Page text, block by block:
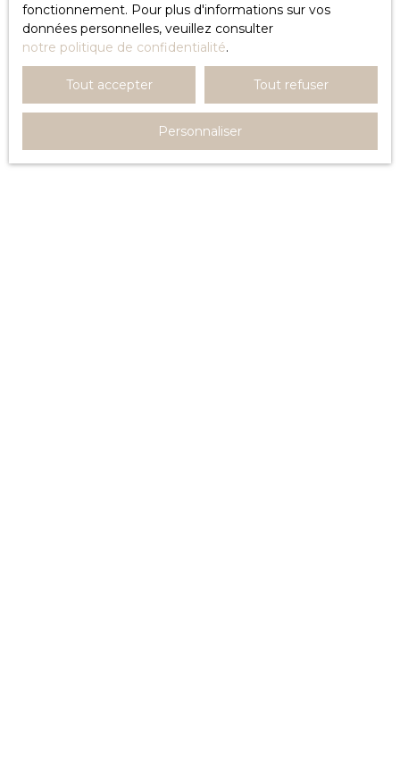
Modifications des mentions
légales
L’éditeur se réserve le droit de modifier, librement et à
tout moment, les mentions légales du site. L’utilisation
fonctionnement. Pour plus d'informations sur vos
données personnelles, veuillez consulter
notre politique de confidentialité.
Tout accepter Tout refuser
Personnaliser